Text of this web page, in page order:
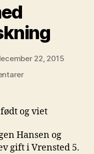
22, 2015
til
slægtsforskning
og viet
Hansen og
gift i Vrensted 5.